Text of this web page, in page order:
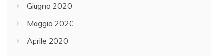
Giugno 2020
Maggio 2020
Aprile 2020